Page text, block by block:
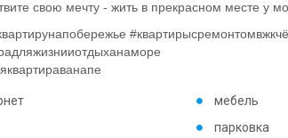
свою мечту - жить в прекрасном месте у
мебель
парковка